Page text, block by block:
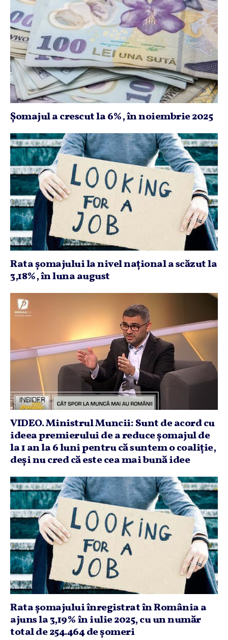
Şomajul a crescut la 6%, în noiembrie 2025
Rata şomajului la nivel naţional a scăzut la
3,18%, în luna august
VIDEO. Ministrul Muncii: Sunt de acord cu
ideea premierului de a reduce şomajul de
la 1 an la 6 luni pentru că suntem o coaliţie,
deşi nu cred că este cea mai bună idee
Rata şomajului înregistrat în România a
ajuns la 3,19% în iulie 2025, cu un număr
total de 254.464 de şomeri